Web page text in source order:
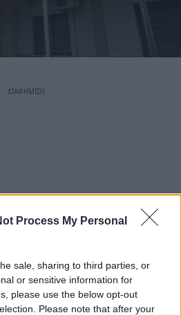
Process My Personal
sale, sharing to third parties, or
or sensitive information for
please use the below opt-out
Please note that after your